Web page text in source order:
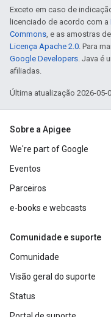
Exceto em caso de
licenciado de acordo com a
Commons, e as amostras
Licença Apache 2.0. Para
Google Developers. Java é
afiliadas.
Última atualização 2026-05-
Sobre a Apigee
We're part of Google
Eventos
Parceiros
e-books e webcasts
Comunidade e suporte
Comunidade
Visão geral do suporte
Status